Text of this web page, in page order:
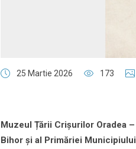
25 Martie 2026 173
Muzeul Țării Crișurilor Oradea
Bihor și al Primăriei